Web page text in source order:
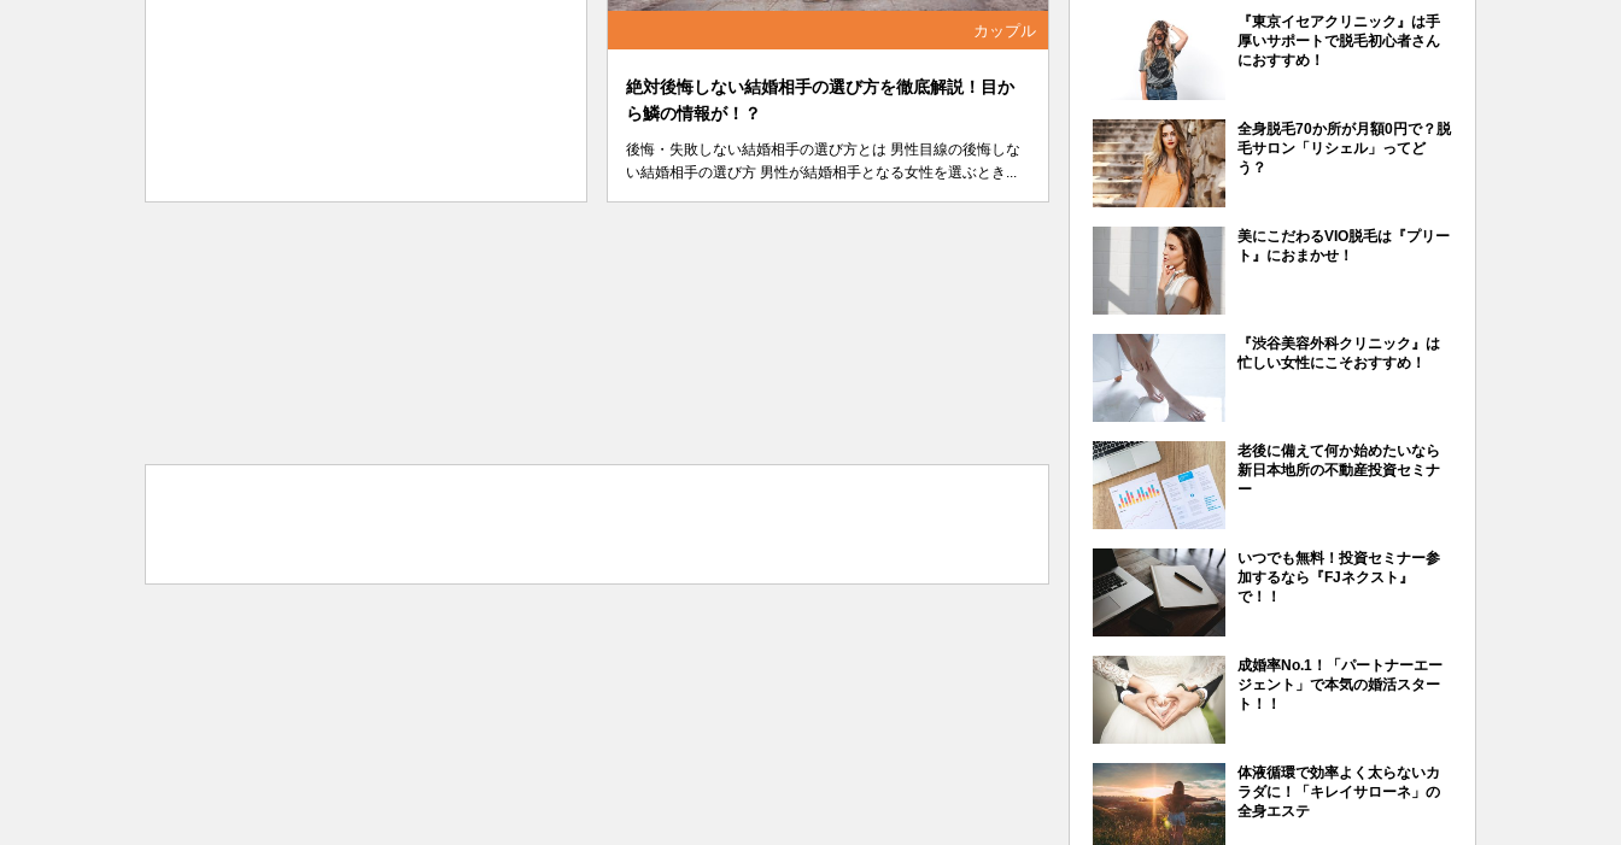
カップル
絶対後悔しない結婚相手の選び方を徹底解説！目か
ら鱗の情報が！？
後悔・失敗しない結婚相手の選び方とは 男性目線の後悔しな
い結婚相手の選び方 男性が結婚相手となる女性を選ぶとき...
『東京イセアクリニック』は手
厚いサポートで脱毛初心者さん
におすすめ！
全身脱毛70か所が月額0円で？脱
毛サロン「リシェル」ってど
う？
美にこだわるVIO脱毛は『プリー
ト』におまかせ！
『渋谷美容外科クリニック』は
忙しい女性にこそおすすめ！
老後に備えて何か始めたいなら
新日本地所の不動産投資セミナ
ー
いつでも無料！投資セミナー参
加するなら『FJネクスト』
で！！
成婚率No.1！「パートナーエー
ジェント」で本気の婚活スター
ト！！
体液循環で効率よく太らないカ
ラダに！「キレイサローネ」の
全身エステ